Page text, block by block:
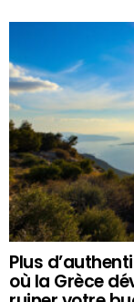
Plus
où la Grèce